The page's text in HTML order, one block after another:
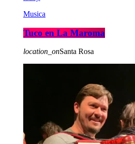
Musica
Tuco en La Maroma
location_onSanta Rosa